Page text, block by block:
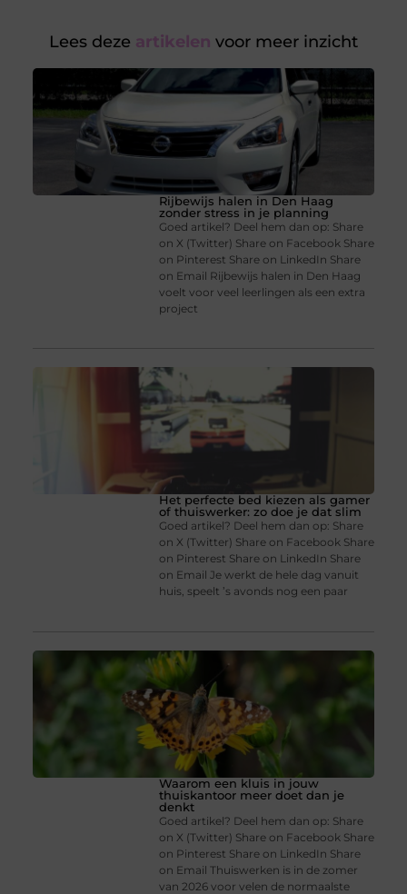
Lees deze artikelen voor meer inzicht
Rijbewijs halen in Den Haag
zonder stress in je planning
Goed artikel? Deel hem dan op: Share
on X (Twitter) Share on Facebook Share
on Pinterest Share on LinkedIn Share
on Email Rijbewijs halen in Den Haag
voelt voor veel leerlingen als een extra
project
Het perfecte bed kiezen als gamer
of thuiswerker: zo doe je dat slim
Goed artikel? Deel hem dan op: Share
on X (Twitter) Share on Facebook Share
on Pinterest Share on LinkedIn Share
on Email Je werkt de hele dag vanuit
huis, speelt ’s avonds nog een paar
Waarom een kluis in jouw
thuiskantoor meer doet dan je
denkt
Goed artikel? Deel hem dan op: Share
on X (Twitter) Share on Facebook Share
on Pinterest Share on LinkedIn Share
on Email Thuiswerken is in de zomer
van 2026 voor velen de normaalste